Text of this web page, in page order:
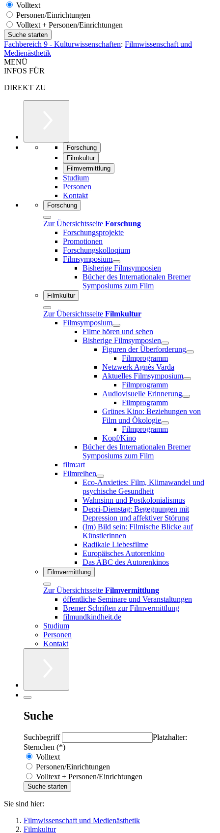
Volltext
Personen/Einrichtungen
Volltext + Personen/Einrichtungen
Fachbereich 9 - Kulturwissenschaften: Filmwissenschaft und
Medienästhetik
MENÜ
INFOS FÜR
DIREKT ZU
Forschung
Filmkultur
Filmvermittlung
Studium
Personen
Kontakt
Forschung
Zur Übersichtsseite Forschung
Forschungsprojekte
Promotionen
Forschungskolloqium
Filmsymposium
Bisherige Filmsymposien
Bücher des Internationalen Bremer
Symposiums zum Film
Filmkultur
Zur Übersichtsseite Filmkultur
Filmsymposium
Filme hören und sehen
Bisherige Filmsymposien
Figuren der Überforderung
Filmprogramm
Netzwerk Agnès Varda
Aktuelles Filmsymposium
Filmprogramm
Audiovisuelle Erinnerung
Filmprogramm
Grünes Kino: Beziehungen von
Film und Ökologie
Filmprogramm
Kopf/Kino
Bücher des Internationalen Bremer
Symposiums zum Film
film:art
Filmreihen
Eco-Anxieties: Film, Klimawandel und
psychische Gesundheit
Wahnsinn und Postkolonialismus
Depri-Dienstag: Begegnungen mit
Depression und affektiver Störung
(Im) Bild sein: Filmische Blicke auf
Künstlerinnen
Radikale Liebesfilme
Europäisches Autorenkino
Das ABC des Autorenkinos
Filmvermittlung
Zur Übersichtsseite Filmvermittlung
öffentliche Seminare und Veranstaltungen
Bremer Schriften zur Filmvermittlung
filmundkindheit.de
Studium
Personen
Kontakt
Suche
Suchbegriff
Platzhalter:
Sternchen (*)
Volltext
Personen/Einrichtungen
Volltext + Personen/Einrichtungen
Sie sind hier:
Filmwissenschaft und Medienästhetik
Filmkultur